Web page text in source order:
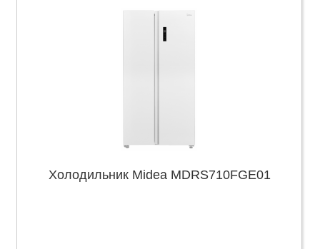
Холодильник Midea MDRS710FGE01